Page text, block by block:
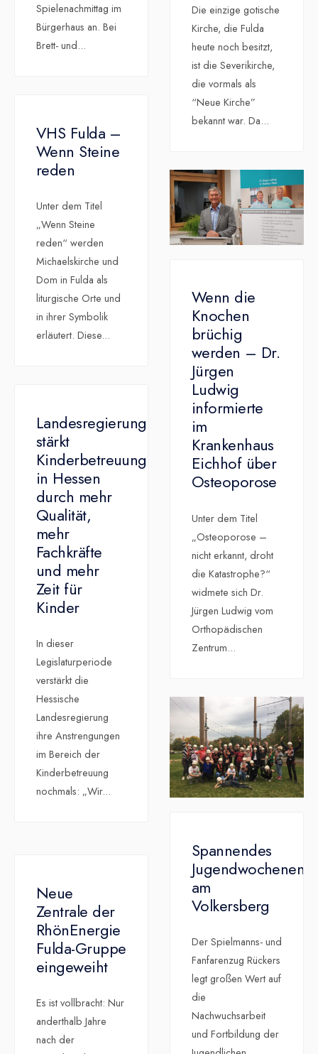
Spielenachmittag im
Bürgerhaus an. Bei
Brett- und...
Die einzige gotische
Kirche, die Fulda
heute noch besitzt,
ist die Severikirche,
die vormals als
“Neue Kirche”
bekannt war. Da...
VHS Fulda –
Wenn Steine
reden
Unter dem Titel
„Wenn Steine
reden“ werden
Michaelskirche und
Dom in Fulda als
liturgische Orte und
in ihrer Symbolik
erläutert. Diese...
Wenn die
Knochen
brüchig
werden – Dr.
Jürgen
Ludwig
informierte
im
Krankenhaus
Eichhof über
Osteoporose
Unter dem Titel
„Osteoporose –
nicht erkannt, droht
die Katastrophe?“
widmete sich Dr.
Jürgen Ludwig vom
Orthopädischen
Zentrum...
Landesregierung
stärkt
Kinderbetreuung
in Hessen
durch mehr
Qualität,
mehr
Fachkräfte
und mehr
Zeit für
Kinder
In dieser
Legislaturperiode
verstärkt die
Hessische
Landesregierung
ihre Anstrengungen
im Bereich der
Kinderbetreuung
nochmals: „Wir...
Spannendes
am
Volkersberg
Der Spielmanns- und
Fanfarenzug Rückers
legt großen Wert auf
die
Nachwuchsarbeit
und Fortbildung der
Neue
Zentrale der
RhönEnergie
Fulda-Gruppe
eingeweiht
Es ist vollbracht: Nur
anderthalb Jahre
nach der